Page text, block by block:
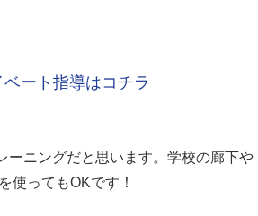
ート指導はコチラ
ーニングだと思います。学校の廊下や
使ってもOKです！